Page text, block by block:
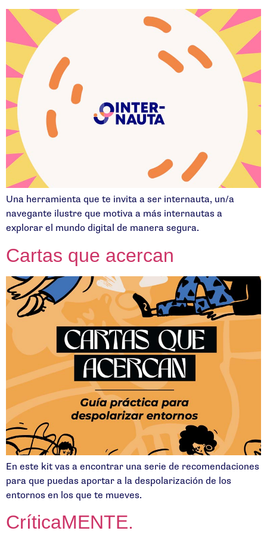
Una herramienta que te invita a ser internauta, un/a
navegante ilustre que motiva a más internautas a
explorar el mundo digital de manera segura.
Cartas que acercan
En este kit vas a encontrar una serie de recomendaciones
para que puedas aportar a la despolarización de los
entornos en los que te mueves.
CríticaMENTE.